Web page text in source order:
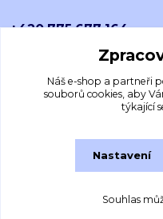
+420 775 677 164
Vytvořeno na
Náš e-shop a partneři
souborů cookies, aby
týkající
Nastavení
Souhlas